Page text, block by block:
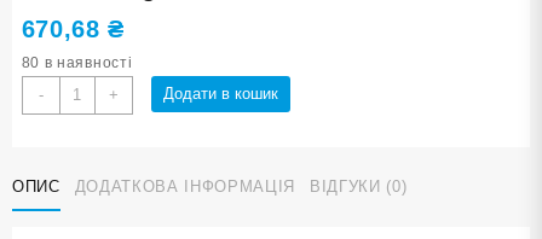
670,68₴
80 в наявності
-
Балансувальний
диск
O-
M-
+ Додати в кошик
ОПИС ДОДАТКОВА ІНФОРМАЦІЯ ВІДГУКИ (0)